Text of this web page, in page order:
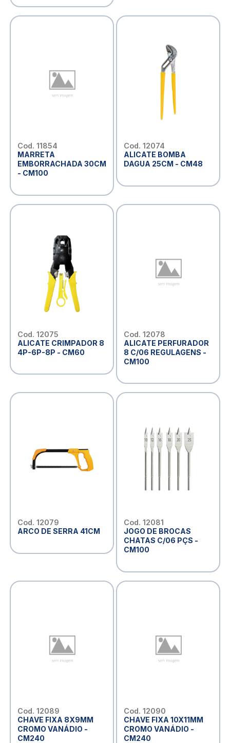
Cod. 11854
MARRETA
EMBORRACHADA 30CM
- CM100
Cod. 12074
ALICATE BOMBA
DAGUA 25CM - CM48
Cod. 12075
ALICATE CRIMPADOR 8
4P-6P-8P - CM60
Cod. 12078
ALICATE PERFURADOR
8 C/06 REGULAGENS -
CM100
Cod. 12079
ARCO DE SERRA 41CM
Cod. 12081
JOGO DE BROCAS
CHATAS C/06 PÇS -
CM100
Cod. 12089
CHAVE FIXA 8X9MM
CROMO VANÁDIO -
CM240
Cod. 12090
CHAVE FIXA 10X11MM
CROMO VANÁDIO -
CM240